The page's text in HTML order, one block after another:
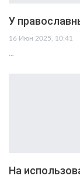
У
16 Июн 2025, 10:41
…
На